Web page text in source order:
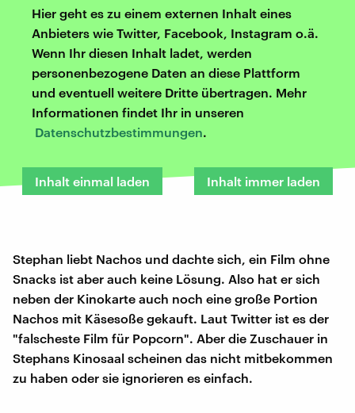
Hier geht es zu einem externen Inhalt eines
Anbieters wie Twitter, Facebook, Instagram o.ä.
Wenn Ihr diesen Inhalt ladet, werden
personenbezogene Daten an diese Plattform
und eventuell weitere Dritte übertragen. Mehr
Informationen findet Ihr in unseren
Datenschutzbestimmungen.
Inhalt einmal laden Inhalt immer laden
Stephan liebt Nachos und dachte sich, ein Film ohne
Snacks ist aber auch keine Lösung. Also hat er sich
neben der Kinokarte auch noch eine große Portion
Nachos mit Käsesoße gekauft. Laut Twitter ist es der
"falscheste Film für Popcorn". Aber die Zuschauer in
Stephans Kinosaal scheinen das nicht mitbekommen
zu haben oder sie ignorieren es einfach.